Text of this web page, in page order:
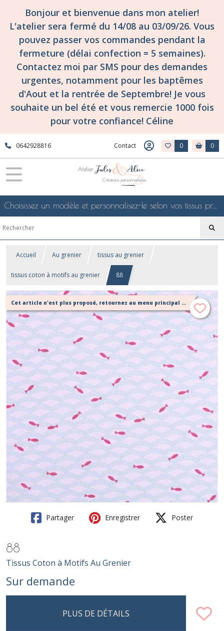
Bonjour et bienvenue dans mon atelier!
L'atelier sera fermé du 14/08 au 03/09/26. Vous
pouvez passer vos commandes pendant la
fermeture (délai confection = 5 semaines).
Contactez moi par SMS pour des demandes
urgentes, notamment pour les baptêmes
d'Aout et la rentrée de Septembre! Je vous
souhaite un bel été et vous remercie 1000 fois
pour votre confiance! Céline
0642928816 Contact 0 0
Choisissez un modèle et personnalisez-le selon vos tissus préférés de mes collections en ligne, je le confectionnerai selon vos souhaits
Accueil Au grenier tissus au grenier
tissus coton à motifs au grenier 88
Cet article n'est plus proposé, retournez au menu principal ou contactez moi!
Partager Enregistrer Poster
88
Tissus Coton à Motifs Au Grenier
Sur demande
PLUS DE DÉTAILS